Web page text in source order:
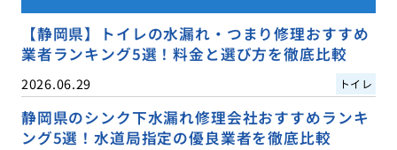
【静岡県】トイレの水漏れ・つまり修理おすすめ
業者ランキング5選！料金と選び方を徹底比較
2026.06.29 トイレ
静岡県のシンク下水漏れ修理会社おすすめランキ
ング5選！水道局指定の優良業者を徹底比較